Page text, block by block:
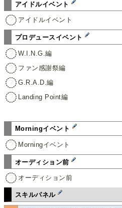
アイドルイベント
アイドルイベント
プロデュースイベント
W.I.N.G.編
ファン感謝祭編
G.R.A.D.編
Landing Point編
Morningイベント
Morningイベント
オーディション前
オーディション前
スキルパネル